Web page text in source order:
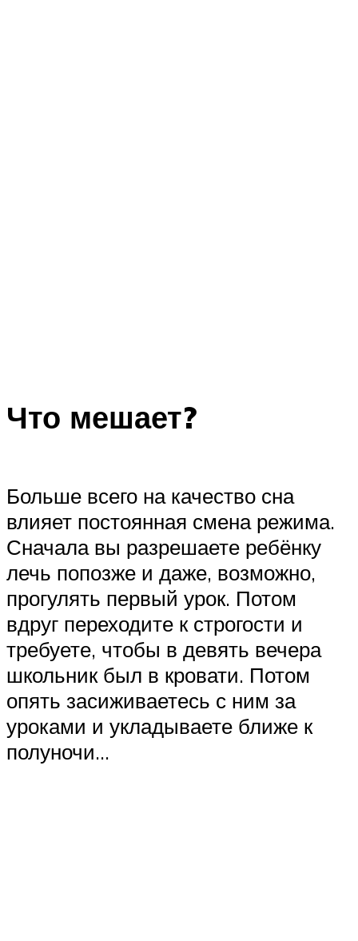
Что мешает?
Больше всего на качество сна
влияет постоянная смена режима.
Сначала вы разрешаете ребёнку
лечь попозже и даже, возможно,
прогулять первый урок. Потом
вдруг переходите к строгости и
требуете, чтобы в девять вечера
школьник был в кровати. Потом
опять засиживаетесь с ним за
уроками и укладываете ближе к
полуночи…